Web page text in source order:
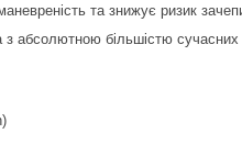
та знижує ризик
з абсолютною більшістю